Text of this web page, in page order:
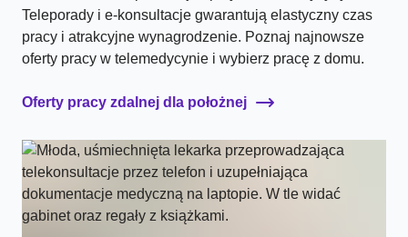
Teleporady i e-konsultacje gwarantują elastyczny czas
pracy i atrakcyjne wynagrodzenie. Poznaj najnowsze
oferty pracy w telemedycynie i wybierz pracę z domu.
Oferty pracy zdalnej dla położnej